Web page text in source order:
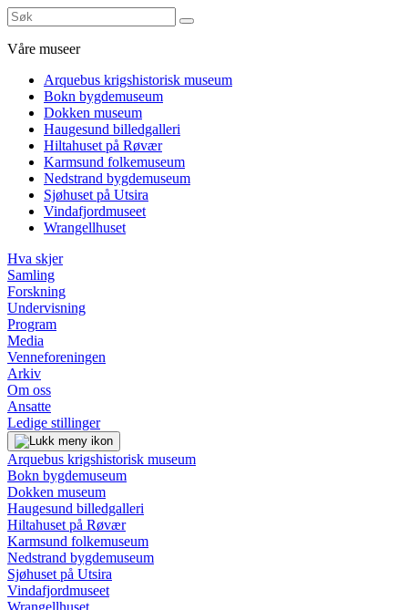
Våre museer
Arquebus krigshistorisk museum
Bokn bygdemuseum
Dokken museum
Haugesund billedgalleri
Hiltahuset på Røvær
Karmsund folkemuseum
Nedstrand bygdemuseum
Sjøhuset på Utsira
Vindafjordmuseet
Wrangellhuset
Hva skjer
Samling
Forskning
Undervisning
Program
Media
Venneforeningen
Arkiv
Om oss
Ansatte
Ledige stillinger
Arquebus krigshistorisk museum
Bokn bygdemuseum
Dokken museum
Haugesund billedgalleri
Hiltahuset på Røvær
Karmsund folkemuseum
Nedstrand bygdemuseum
Sjøhuset på Utsira
Vindafjordmuseet
Wrangellhuset